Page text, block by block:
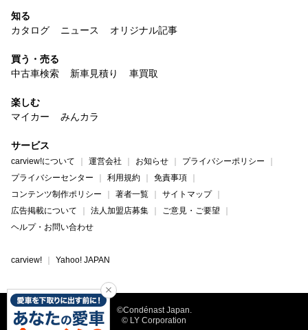
知る
カタログ
ニュース オリジナル記事
買う・売る
中古車検索
新車見積り 車買取
楽しむ
マイカー
みんカラ
サービス
carview!について 運営会社 お知らせ
プライバシーポリシー
プライバシーセンター
利用規約
免責事項
コンテンツ制作ポリシー
著者一覧
サイトマップ
広告掲載について
法人加盟店募集
ご意見・ご要望
ヘルプ・お問い合わせ
carview! Yahoo! JAPAN
©Condénast Japan.
© LY Corporation